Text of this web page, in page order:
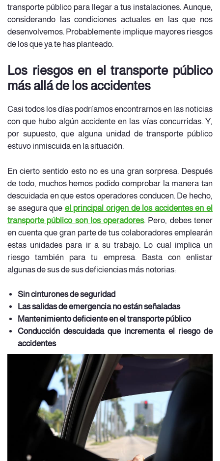
transporte público para llegar a tus instalaciones. Aunque,
considerando las condiciones actuales en las que nos
desenvolvemos. Probablemente implique mayores riesgos
de los que ya te has planteado.
Los riesgos en el transporte público
más allá de los accidentes
Casi todos los días podríamos encontrarnos en las noticias
con que hubo algún accidente en las vías concurridas. Y,
por supuesto, que alguna unidad de transporte público
estuvo inmiscuida en la situación.
En cierto sentido esto no es una gran sorpresa. Después
de todo, muchos hemos podido comprobar la manera tan
descuidada en que estos operadores conducen. De hecho,
se asegura que el principal origen de los accidentes en el
transporte público son los operadores. Pero, debes tener
en cuenta que gran parte de tus colaboradores emplearán
estas unidades para ir a su trabajo. Lo cual implica un
riesgo también para tu empresa. Basta con enlistar
algunas de sus de sus deficiencias más notorias:
Sin cinturones de seguridad
Las salidas de emergencia no están señaladas
Mantenimiento deficiente en el transporte público
Conducción descuidada que incrementa el riesgo de
accidentes